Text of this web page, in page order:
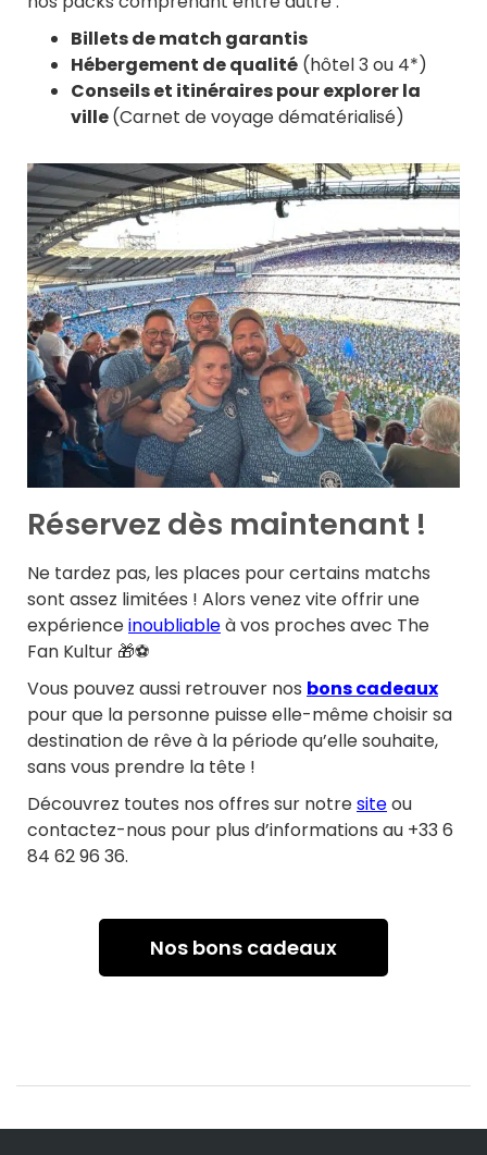
Billets de match garantis
Hébergement de qualité (hôtel 3 ou 4*)
Conseils et itinéraires pour explorer la
ville(Carnet de voyage dématérialisé)
Réservez dès maintenant !
Ne tardez pas, les places pour certains matchs
sont assez limitées ! Alors venez vite offrir une
expérienceinoubliableà vos proches avec The
Fan Kultur 🎁⚽
Vous pouvez aussi retrouver nos bons cadeaux
pour que la personne puisse elle-même choisir sa
destination de rêve à la période qu’elle souhaite,
sans vous prendre la tête !
Découvrez toutes nos offres sur notresiteou
contactez-nous pour plus d’informations au +33 6
84 62 96 36.
Nos bons cadeaux